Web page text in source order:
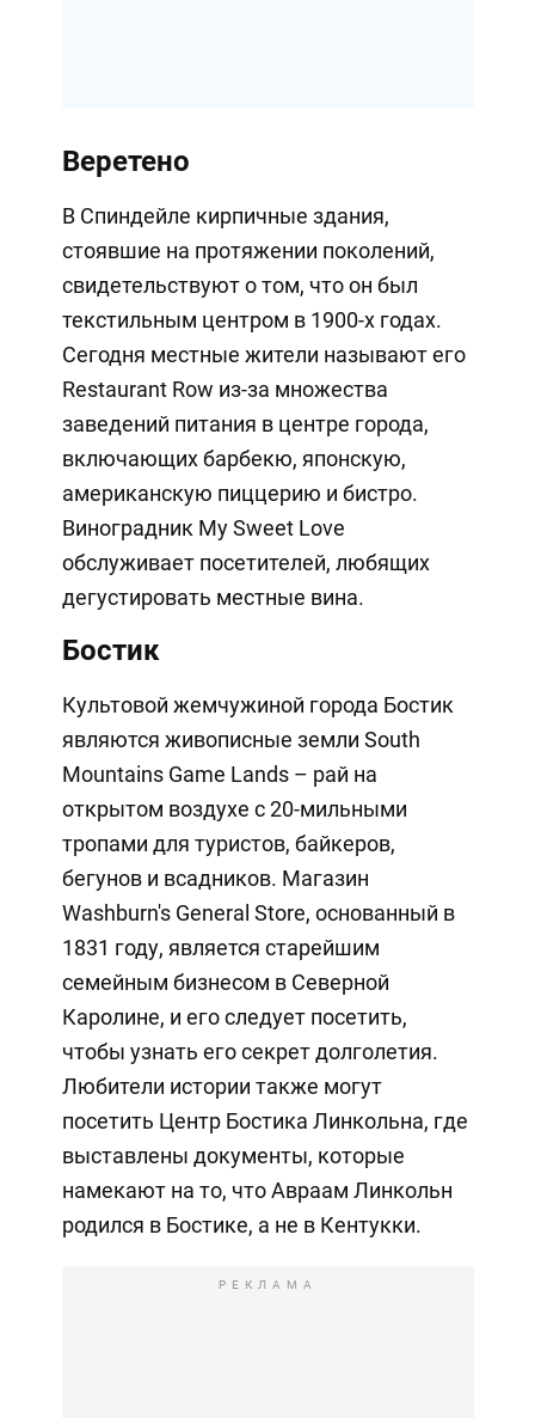
Веретено
В Спиндейле кирпичные здания,
стоявшие на протяжении поколений,
свидетельствуют о том, что он был
текстильным центром в 1900-х годах.
Сегодня местные жители называют его
Restaurant Row из-за множества
заведений питания в центре города,
включающих барбекю, японскую,
американскую пиццерию и бистро.
Виноградник My Sweet Love
обслуживает посетителей, любящих
дегустировать местные вина.
Бостик
Культовой жемчужиной города Бостик
являются живописные земли South
Mountains Game Lands – рай на
открытом воздухе с 20-мильными
тропами для туристов, байкеров,
бегунов и всадников. Магазин
Washburn's General Store, основанный в
1831 году, является старейшим
семейным бизнесом в Северной
Каролине, и его следует посетить,
чтобы узнать его секрет долголетия.
Любители истории также могут
посетить Центр Бостика Линкольна, где
выставлены документы, которые
намекают на то, что Авраам Линкольн
родился в Бостике, а не в Кентукки.
РЕКЛАМА